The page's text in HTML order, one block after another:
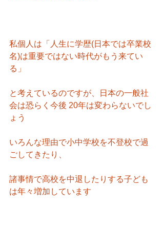
私個人は「人生に学歴(日本では卒業校
名)は重要ではない時代がもう来てい
る」
と考えているのですが、日本の一般社
会は恐らく今後 20年は変わらないでし
ょう
いろんな理由で小中学校を不登校で過
ごしてきたり、
諸事情で高校を中退したりする子ども
は年々増加しています